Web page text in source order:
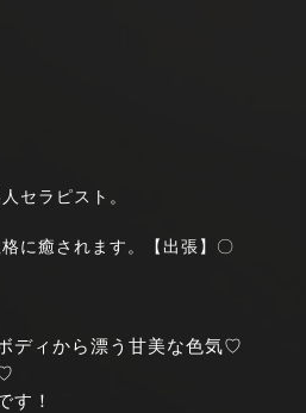
セラピスト。
に癒されます。【出張】〇
ディから漂う甘美な色気♡
す！